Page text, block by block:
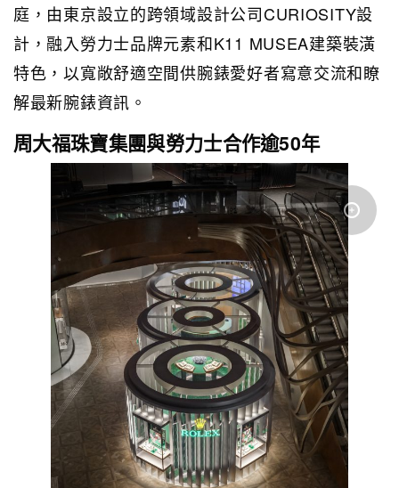
庭，由東京設立的跨領域設計公司CURIOSITY設
計，融入勞力士品牌元素和K11 MUSEA建築裝潢
特色，以寬敞舒適空間供腕錶愛好者寫意交流和瞭
解最新腕錶資訊。
周大福珠寶集團與勞力士合作逾50年